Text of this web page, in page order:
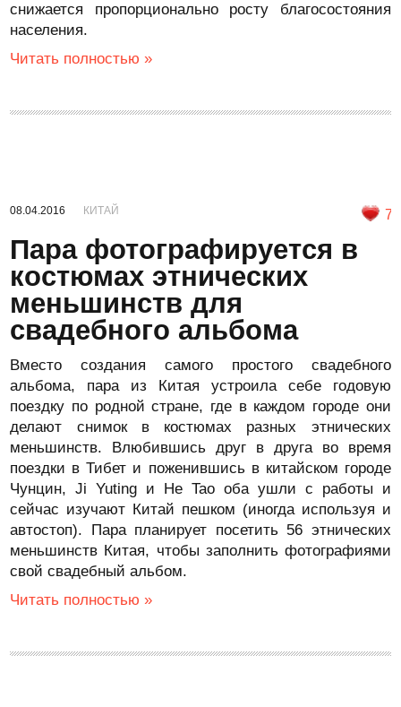
снижается пропорционально росту благосостояния
населения.
Читать полностью »
08.04.2016 КИТАЙ 7
Пара фотографируется в
костюмах этнических
меньшинств для
свадебного альбома
Вместо создания самого простого свадебного
альбома, пара из Китая устроила себе годовую
поездку по родной стране, где в каждом городе они
делают снимок в костюмах разных этнических
меньшинств. Влюбившись друг в друга во время
поездки в Тибет и поженившись в китайском городе
Чунцин, Ji Yuting и He Tao оба ушли с работы и
сейчас изучают Китай пешком (иногда используя и
автостоп). Пара планирует посетить 56 этнических
меньшинств Китая, чтобы заполнить фотографиями
свой свадебный альбом.
Читать полностью »